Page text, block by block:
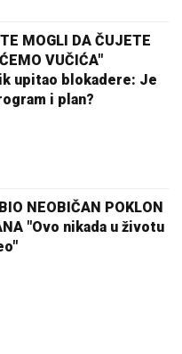
MOGLI DA ČUJETE
VUČIĆA"
upitao blokadere: Je
i plan?
NEOBIČAN POKLON
"Ovo nikada u životu